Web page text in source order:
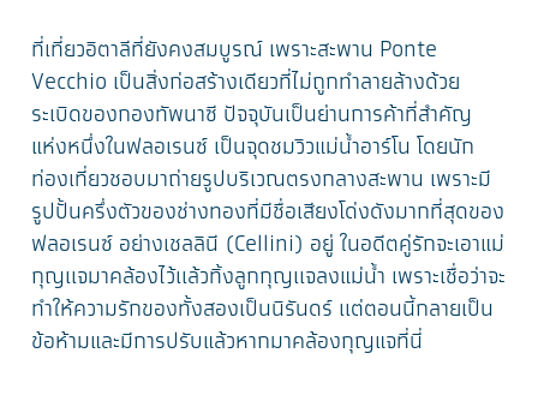
ที่เที่ยวอิตาลีที่ยังคงสมบูรณ์ เพราะสะพาน Ponte
Vecchio เป็นสิ่งก่อสร้างเดียวที่ไม่ถูกทำลายล้างด้วย
ระเบิดของกองทัพนาซี ปัจจุบันเป็นย่านการค้าที่สำคัญ
แห่งหนึ่งในฟลอเรนซ์ เป็นจุดชมวิวแม่น้ำอาร์โน โดยนัก
ท่องเที่ยวชอบมาถ่ายรูปบริเวณตรงกลางสะพาน เพราะมี
รูปปั้นครึ่งตัวของช่างทองที่มีชื่อเสียงโด่งดังมากที่สุดของ
ฟลอเรนซ์ อย่างเชลลินี (Cellini) อยู่ ในอดีตคู่รักจะเอาแม่
กุญเเจมาคล้องไว้เเล้วทิ้งลูกกุญเเจลงแม่น้ำ เพราะเชื่อว่าจะ
ทำให้ความรักของทั้งสองเป็นนิรันดร์ เเต่ตอนนี้กลายเป็น
ข้อห้ามและมีการปรับแล้วหากมาคล้องกุญแจที่นี่